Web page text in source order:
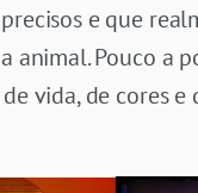
e que
animal. Pouco a
vida, de cores